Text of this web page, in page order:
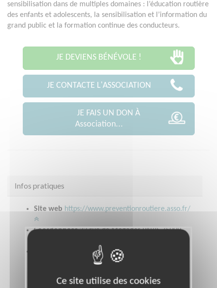
sensibilisation dans de multiples domaines : l’éducation routière
des enfants et adolescents, la sensibilisation et l’information du
grand public et la formation continue des conducteurs.
JE DEVIENS BÉNÉVOLE !
JE CONTACTE L'ASSOCIATION
JE FAIS UN DON À
Association...
Infos pratiques
Site web https://www.preventionroutiere.asso.fr/
Coordonnées33 rue de Mogador PARIS 75009
Heures d'ouverture
Ce site utilise des cookies